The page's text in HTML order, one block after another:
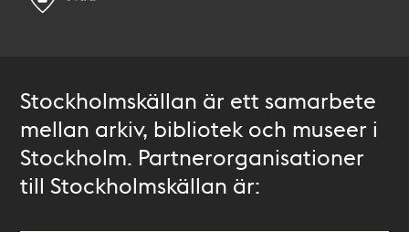
Stockholmskällan är ett samarbete
mellan arkiv, bibliotek och museer i
Stockholm. Partnerorganisationer
till Stockholmskällan är: